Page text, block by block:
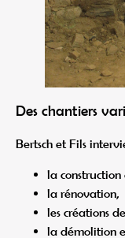
Des chantiers
Bertsch et Fils
la construction
la rénovation,
les créations
la démolition